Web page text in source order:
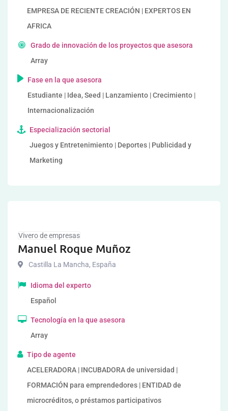
EMPRESA DE RECIENTE CREACIÓN | EXPERTOS EN
AFRICA
Grado de innovación de los proyectos que asesora
Array
Fase en la que asesora
Estudiante | Idea, Seed | Lanzamiento | Crecimiento |
Internacionalización
Especialización sectorial
Juegos y Entretenimiento | Deportes | Publicidad y
Marketing
Vivero de empresas
Manuel Roque Muñoz
Castilla La Mancha, España
Idioma del experto
Español
Tecnología en la que asesora
Array
Tipo de agente
ACELERADORA | INCUBADORA de universidad |
FORMACIÓN para emprendedores | ENTIDAD de
microcréditos, o préstamos participativos